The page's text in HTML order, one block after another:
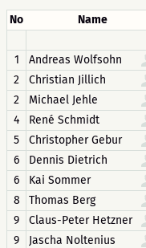
No Name
1
Andreas Wolfsohn
2
Christian Jillich
2
Michael Jehle
4
René Schmidt
5
Christopher Gebur
6
Dennis Dietrich
6
Kai Sommer
8
Thomas Berg
9
Claus-Peter Hetzner
9
Jascha Noltenius